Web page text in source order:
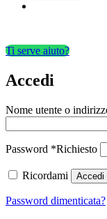
Ti serve aiuto?
Accedi
Nome utente o
Password *Richiesto
Ricordami Accedi
Password dimenticata?